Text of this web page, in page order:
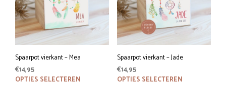
Spaarpot vierkant – Mea
€14,95
OPTIES SELECTEREN
Spaarpot vierkant – Jade
€14,95
OPTIES SELECTEREN